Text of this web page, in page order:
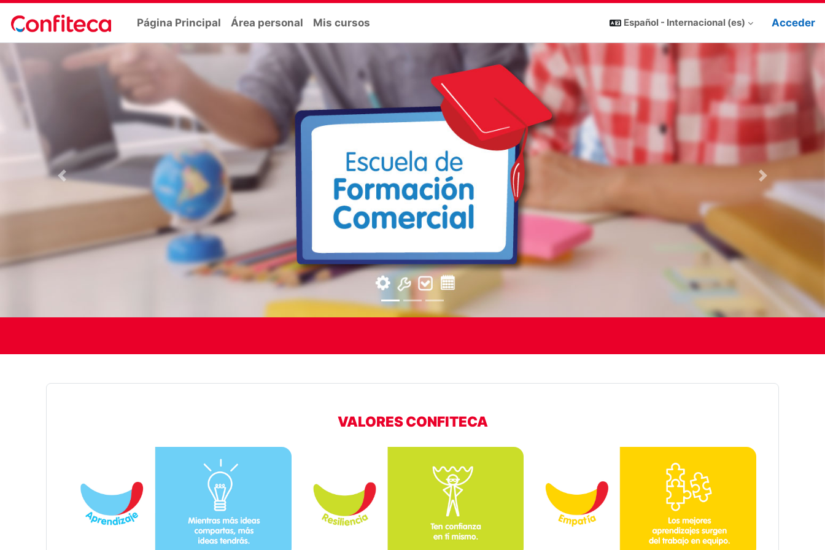
Página Principal Área personal Mis cursos Español - Internacional ‎(es)‎ Acceder
Previous Next
VALORES CONFITECA